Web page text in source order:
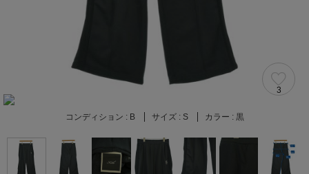
3
コンディション : B サイズ : S カラー : 黒